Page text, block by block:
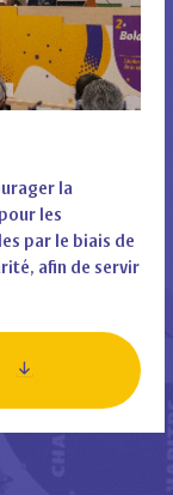
la
les
par le biais de
afin de servir